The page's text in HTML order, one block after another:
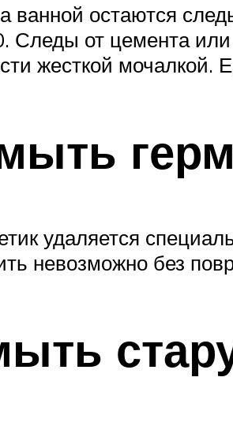
ванной остаются
Следы от цемента
жесткой мочалкой.
удаляется
невозможно без